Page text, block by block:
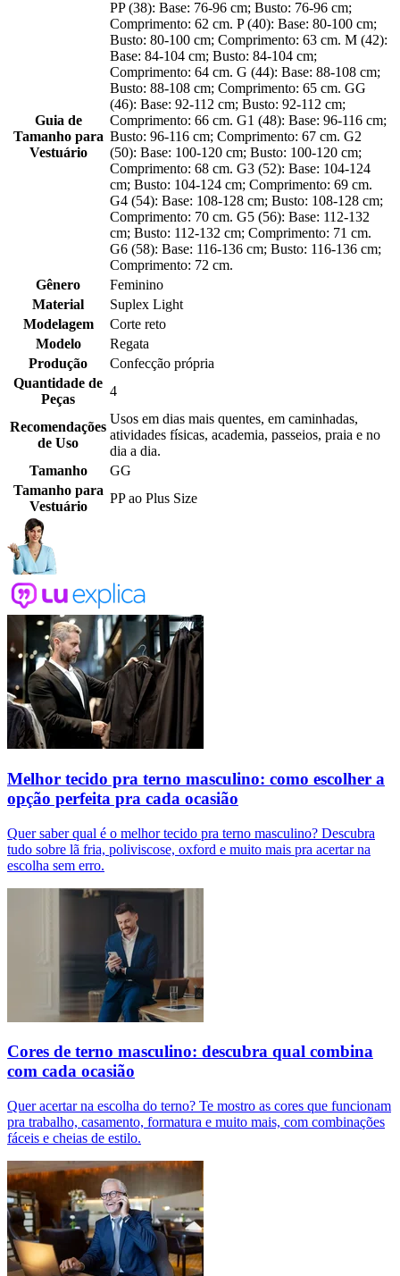
Guia de
Tamanho para
Vestuário
PP (38): Base: 76-96 cm; Busto: 76-96 cm;
Comprimento: 62 cm. P (40): Base: 80-100 cm;
Busto: 80-100 cm; Comprimento: 63 cm. M (42):
Base: 84-104 cm; Busto: 84-104 cm;
Comprimento: 64 cm. G (44): Base: 88-108 cm;
Busto: 88-108 cm; Comprimento: 65 cm. GG
(46): Base: 92-112 cm; Busto: 92-112 cm;
Comprimento: 66 cm. G1 (48): Base: 96-116 cm;
Busto: 96-116 cm; Comprimento: 67 cm. G2
(50): Base: 100-120 cm; Busto: 100-120 cm;
Comprimento: 68 cm. G3 (52): Base: 104-124
cm; Busto: 104-124 cm; Comprimento: 69 cm.
G4 (54): Base: 108-128 cm; Busto: 108-128 cm;
Comprimento: 70 cm. G5 (56): Base: 112-132
cm; Busto: 112-132 cm; Comprimento: 71 cm.
G6 (58): Base: 116-136 cm; Busto: 116-136 cm;
Comprimento: 72 cm.
Gênero
Feminino
Material
Suplex Light
Modelagem
Corte reto
Modelo
Regata
Produção
Confecção própria
Quantidade de
Peças
4
Recomendações
de Uso
Usos em dias mais quentes, em caminhadas,
atividades físicas, academia, passeios, praia e no
dia a dia.
Tamanho
GG
Tamanho para
Vestuário
PP ao Plus Size
Melhor tecido pra terno masculino: como escolher a
opção perfeita pra cada ocasião
Quer saber qual é o melhor tecido pra terno masculino? Descubra
tudo sobre lã fria, poliviscose, oxford e muito mais pra acertar na
escolha sem erro.
Cores de terno masculino: descubra qual combina
com cada ocasião
Quer acertar na escolha do terno? Te mostro as cores que funcionam
pra trabalho, casamento, formatura e muito mais, com combinações
fáceis e cheias de estilo.